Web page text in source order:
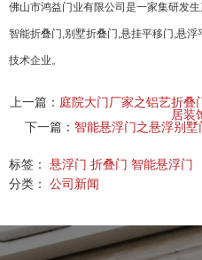
佛山市鸿益门业有限公司是一家集研发
智能折叠门,别墅折叠门,悬挂平移门,悬
技术企业。
上一篇： 庭院大门厂家之铝艺折叠
居装
下一篇： 智能悬浮门之悬浮别
标签： 悬浮门 折叠门 智能悬浮门
分类： 公司新闻